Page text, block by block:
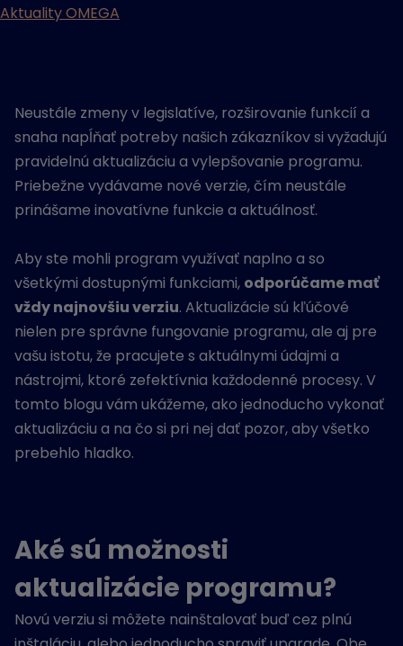
Aktuality OMEGA
Neustále zmeny v legislatíve, rozširovanie funkcií a
snaha napĺňať potreby našich zákazníkov si vyžadujú
pravidelnú aktualizáciu a vylepšovanie programu.
Priebežne vydávame nové verzie, čím neustále
prinášame inovatívne funkcie a aktuálnosť.
Aby ste mohli program využívať naplno a so
všetkými dostupnými funkciami, odporúčame mať
vždy najnovšiu verziu. Aktualizácie sú kľúčové
nielen pre správne fungovanie programu, ale aj pre
vašu istotu, že pracujete s aktuálnymi údajmi a
nástrojmi, ktoré zefektívnia každodenné procesy. V
tomto blogu vám ukážeme, ako jednoducho vykonať
aktualizáciu a na čo si pri nej dať pozor, aby všetko
prebehlo hladko.
Aké sú možnosti
aktualizácie programu?
Novú verziu si môžete nainštalovať buď cez plnú